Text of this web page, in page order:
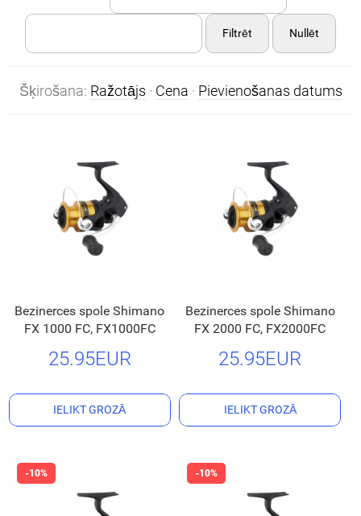
Filtrēt Nullēt
Šķirošana: Ražotājs · Cena · Pievienošanas datums
Bezinerces spole Shimano
FX 1000 FC, FX1000FC
25.95EUR
IELIKT GROZĀ
Bezinerces spole Shimano
FX 2000 FC, FX2000FC
25.95EUR
IELIKT GROZĀ